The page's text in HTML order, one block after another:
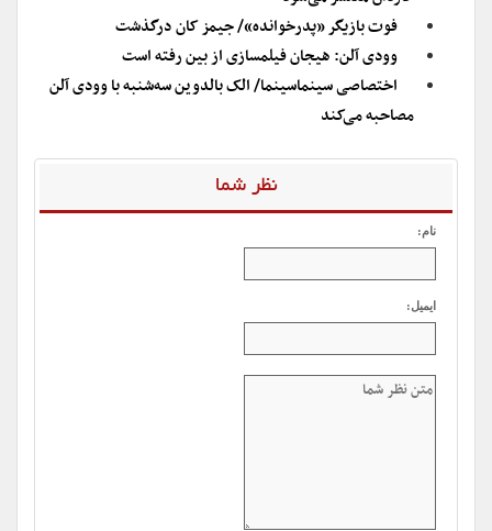
فوت بازیگر «پدرخوانده»/ جیمز کان درگذشت
وودی آلن: هیجان فیلمسازی از بین رفته است
اختصاصی سینماسینما/ الک بالدوین سه‌شنبه با وودی آلن
مصاحبه می‌کند
نظر شما
نام:
ایمیل: